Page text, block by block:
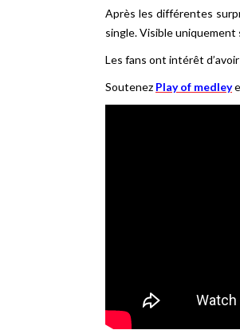
Après les différentes
single. Visible uniquement
Les fans ont intérêt
Soutenez Play of medley